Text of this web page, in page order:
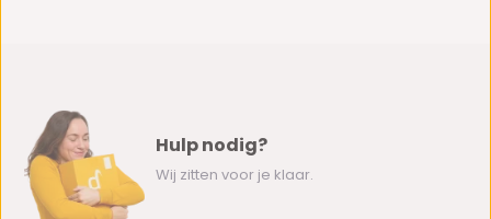
Hulp nodig?
Wij zitten voor je klaar.